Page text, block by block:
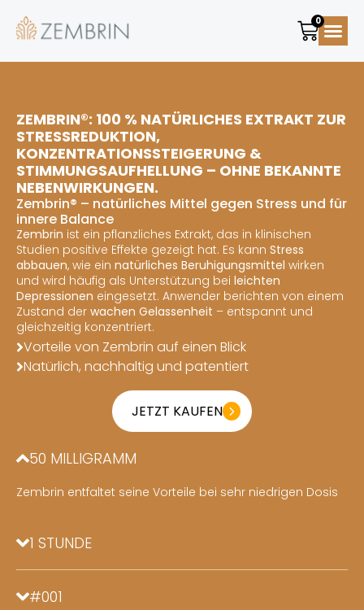
0
ZEMBRIN®: 100 % NATÜRLICHES EXTRAKT ZUR
STRESSREDUKTION,
KONZENTRATIONSSTEIGERUNG &
STIMMUNGSAUFHELLUNG – OHNE BEKANNTE
NEBENWIRKUNGEN.
Zembrin® – natürliches Mittel gegen Stress und für
innere Balance
Zembrin ist ein pflanzliches Extrakt, das in klinischen
Studien positive Effekte gezeigt hat. Es kann Stress
abbauen, wie ein natürliches Beruhigungsmittel wirken
und wird häufig als Unterstützung bei leichten
Depressionen eingesetzt. Anwender berichten von einem
Zustand der wachen Gelassenheit – entspannt und
gleichzeitig konzentriert.
Vorteile von Zembrin auf einen Blick
Natürlich, nachhaltig und patentiert
JETZT KAUFEN
50 MILLIGRAMM
Zembrin entfaltet seine Vorteile bei sehr niedrigen Dosis
1 STUNDE
#001